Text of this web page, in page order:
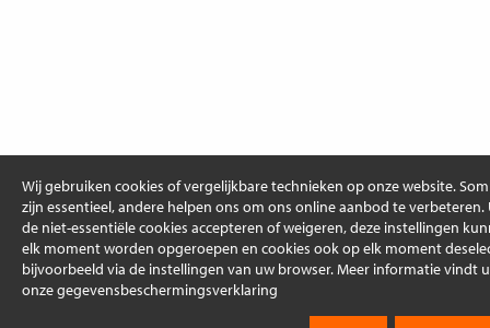
Wij gebruiken cookies of vergelijkbare technieken op onze website.
zijn essentieel, andere helpen ons om ons online aanbod te verbeteren.
de niet-essentiële cookies accepteren of weigeren, deze instellingen
elk moment worden opgeroepen en cookies ook op elk moment
bijvoorbeeld via de instellingen van uw browser. Meer informatie vindt
onze gegevensbeschermingsverklaring